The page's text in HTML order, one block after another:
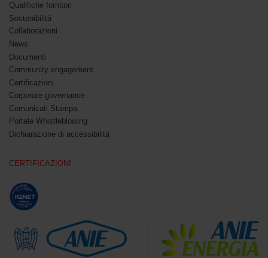
Qualifiche fornitori
Sostenibilità
Collaborazioni
News
Documenti
Community engagement
Certificazioni
Corporate governance
Comunicati Stampa
Portale Whistleblowing
Dichiarazione di accessibilità
CERTIFICAZIONI